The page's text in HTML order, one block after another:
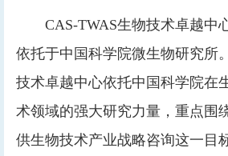
CAS-TWAS生物技术卓越中
依托于中国科学院微生物研究所
技术卓越中心依托中国科学院在
术领域的强大研究力量，重点围
供生物技术产业战略咨询这一目